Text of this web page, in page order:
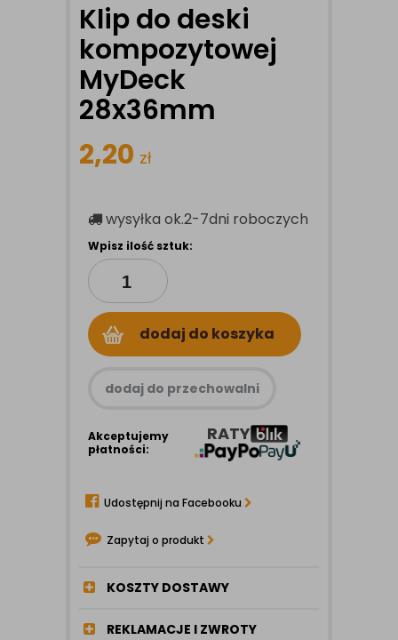
Klip do deski
kompozytowej
MyDeck
28x36mm
2,20 zł
wysyłka ok.2-7dni roboczych
Wpisz ilość sztuk:
dodaj do koszyka
dodaj do przechowalni
Akceptujemy
płatności:
RATY
Udostępnij na Facebooku
Zapytaj o produkt
KOSZTY DOSTAWY
REKLAMACJE I ZWROTY